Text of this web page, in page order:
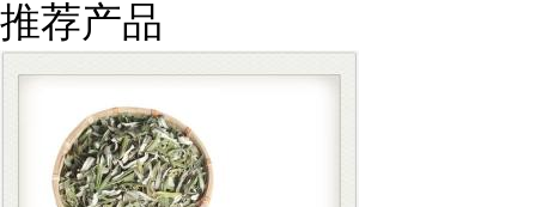
推荐产品